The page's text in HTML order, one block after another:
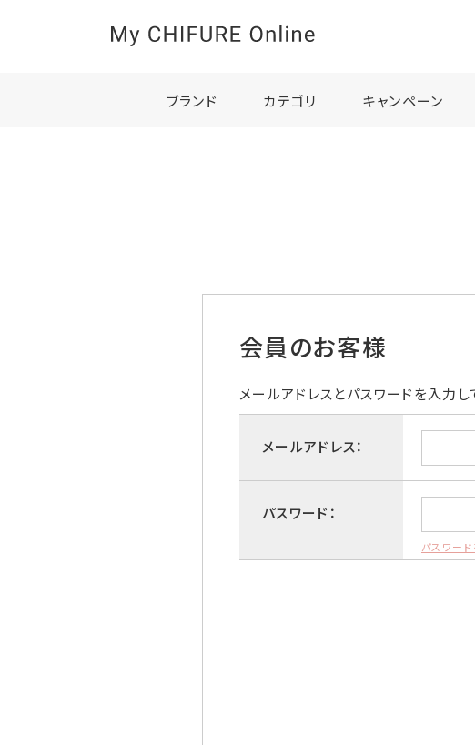
ブランド カテゴリ キャンペーン
会員のお客様
メールアドレスとパスワードを入力し
メールアドレス：
パスワード：
パスワー